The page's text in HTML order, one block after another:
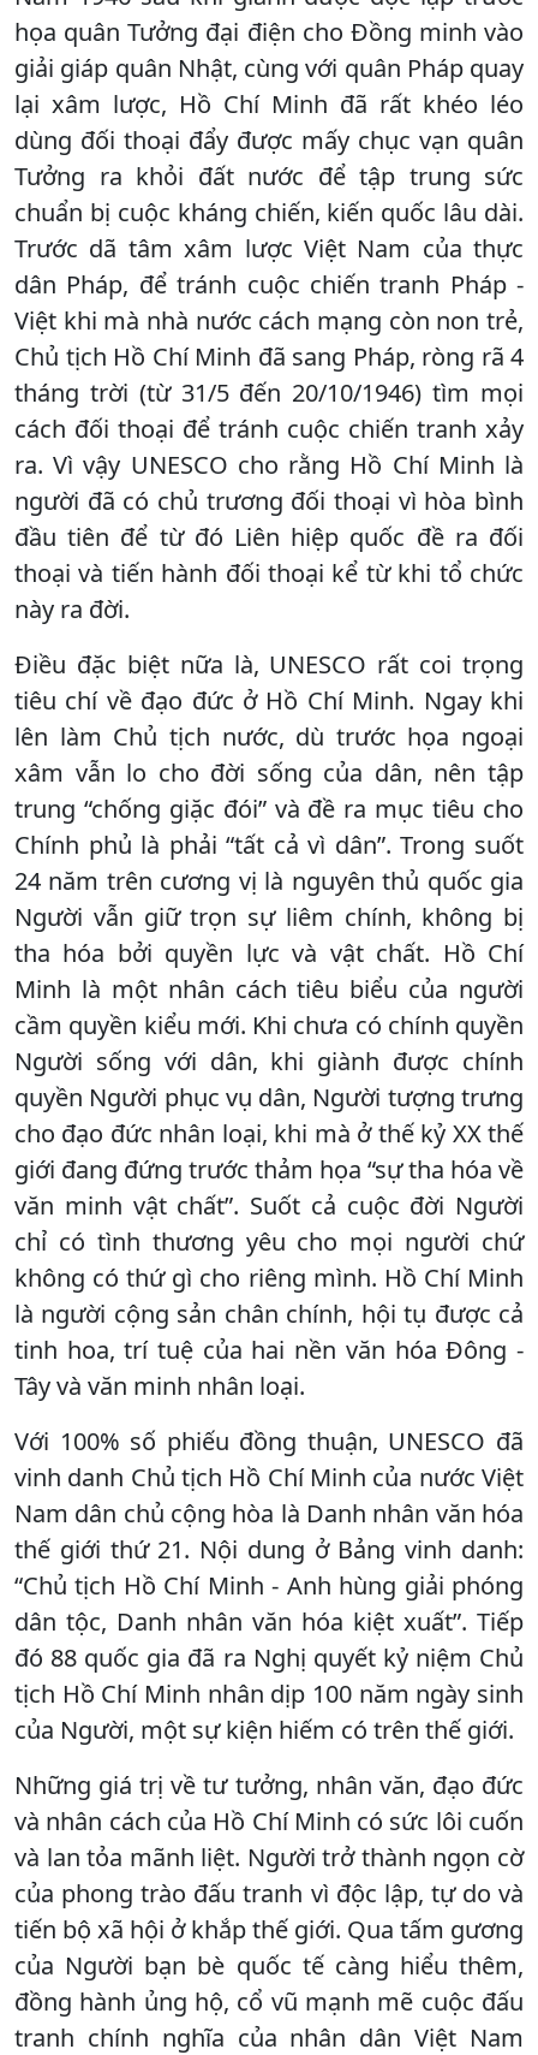
họa quân Tưởng đại điện cho Đồng minh vào
giải giáp quân Nhật, cùng với quân Pháp quay
lại xâm lược, Hồ Chí Minh đã rất khéo léo
dùng đối thoại đẩy được mấy chục vạn quân
Tưởng ra khỏi đất nước để tập trung sức
chuẩn bị cuộc kháng chiến, kiến quốc lâu dài.
Trước dã tâm xâm lược Việt Nam của thực
dân Pháp, để tránh cuộc chiến tranh Pháp -
Việt khi mà nhà nước cách mạng còn non trẻ,
Chủ tịch Hồ Chí Minh đã sang Pháp, ròng rã 4
tháng trời (từ 31/5 đến 20/10/1946) tìm mọi
cách đối thoại để tránh cuộc chiến tranh xảy
ra. Vì vậy UNESCO cho rằng Hồ Chí Minh là
người đã có chủ trương đối thoại vì hòa bình
đầu tiên để từ đó Liên hiệp quốc đề ra đối
thoại và tiến hành đối thoại kể từ khi tổ chức
này ra đời.
Điều đặc biệt nữa là, UNESCO rất coi trọng
tiêu chí về đạo đức ở Hồ Chí Minh. Ngay khi
lên làm Chủ tịch nước, dù trước họa ngoại
xâm vẫn lo cho đời sống của dân, nên tập
trung “chống giặc đói” và đề ra mục tiêu cho
Chính phủ là phải “tất cả vì dân”. Trong suốt
24 năm trên cương vị là nguyên thủ quốc gia
Người vẫn giữ trọn sự liêm chính, không bị
tha hóa bởi quyền lực và vật chất. Hồ Chí
Minh là một nhân cách tiêu biểu của người
cầm quyền kiểu mới. Khi chưa có chính quyền
Người sống với dân, khi giành được chính
quyền Người phục vụ dân, Người tượng trưng
cho đạo đức nhân loại, khi mà ở thế kỷ XX thế
giới đang đứng trước thảm họa “sự tha hóa về
văn minh vật chất”. Suốt cả cuộc đời Người
chỉ có tình thương yêu cho mọi người chứ
không có thứ gì cho riêng mình. Hồ Chí Minh
là người cộng sản chân chính, hội tụ được cả
tinh hoa, trí tuệ của hai nền văn hóa Đông -
Tây và văn minh nhân loại.
Với 100% số phiếu đồng thuận, UNESCO đã
vinh danh Chủ tịch Hồ Chí Minh của nước Việt
Nam dân chủ cộng hòa là Danh nhân văn hóa
thế giới thứ 21. Nội dung ở Bảng vinh danh:
“Chủ tịch Hồ Chí Minh - Anh hùng giải phóng
dân tộc, Danh nhân văn hóa kiệt xuất”. Tiếp
đó 88 quốc gia đã ra Nghị quyết kỷ niệm Chủ
tịch Hồ Chí Minh nhân dịp 100 năm ngày sinh
của Người, một sự kiện hiếm có trên thế giới.
Những giá trị về tư tưởng, nhân văn, đạo đức
và nhân cách của Hồ Chí Minh có sức lôi cuốn
và lan tỏa mãnh liệt. Người trở thành ngọn cờ
của phong trào đấu tranh vì độc lập, tự do và
tiến bộ xã hội ở khắp thế giới. Qua tấm gương
của Người bạn bè quốc tế càng hiểu thêm,
đồng hành ủng hộ, cổ vũ mạnh mẽ cuộc đấu
tranh chính nghĩa của nhân dân Việt Nam